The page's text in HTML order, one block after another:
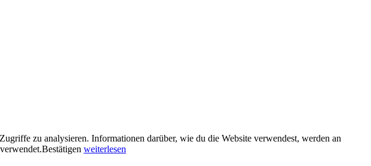
zu analysieren. Informationen darüber, wie du die Website verwendest, werden an
Bestätigen weiterlesen